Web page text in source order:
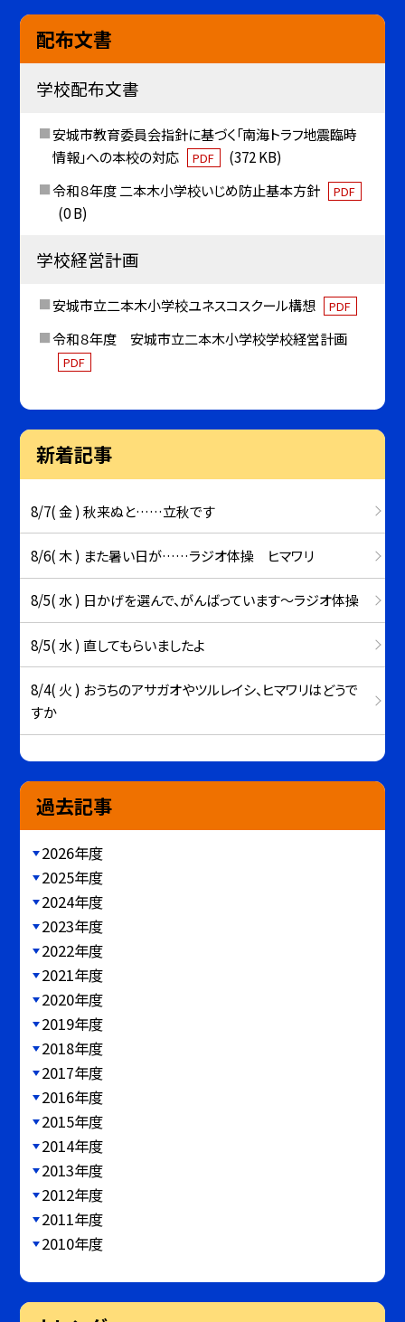
配布文書
学校配布文書
安城市教育委員会指針に基づく「南海トラフ地震臨時
情報」への本校の対応
PDF
(372 KB)
令和８年度 二本木小学校いじめ防止基本方針
PDF
(0 B)
学校経営計画
安城市立二本木小学校ユネスコスクール構想 PDF
令和８年度 安城市立二本木小学校学校経営計画
PDF
新着記事
8/7( 金 ) 秋来ぬと……立秋です
8/6( 木 ) また暑い日が……ラジオ体操 ヒマワリ
8/5( 水 ) 日かげを選んで、がんばっています～ラジオ体操
8/5( 水 ) 直してもらいましたよ
8/4( 火 ) おうちのアサガオやツルレイシ、ヒマワリはどうで
すか
過去記事
2026年度
2025年度
2024年度
2023年度
2022年度
2021年度
2020年度
2019年度
2018年度
2017年度
2016年度
2015年度
2014年度
2013年度
2012年度
2011年度
2010年度